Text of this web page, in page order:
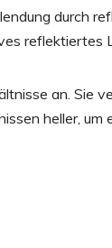
durch
reflektiertes
an. Sie
heller, um